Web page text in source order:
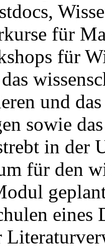
für
für
und
sowie
in der
für den
eines